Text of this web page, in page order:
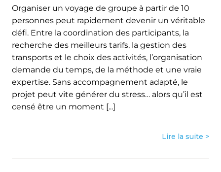
Organiser un voyage de groupe à partir de 10
personnes peut rapidement devenir un véritable
défi. Entre la coordination des participants, la
recherche des meilleurs tarifs, la gestion des
transports et le choix des activités, l’organisation
demande du temps, de la méthode et une vraie
expertise. Sans accompagnement adapté, le
projet peut vite générer du stress… alors qu’il est
censé être un moment [...]
Lire la suite >